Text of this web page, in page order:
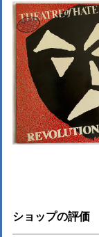
ショップの評価